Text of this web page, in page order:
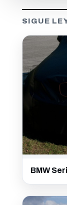
SIGUE
BMW